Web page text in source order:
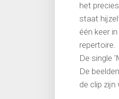
het
staat
één keer
repertoire.
De single
De
de clip